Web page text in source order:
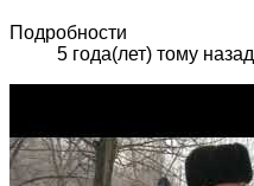
Подробности
5 года(лет) тому назад